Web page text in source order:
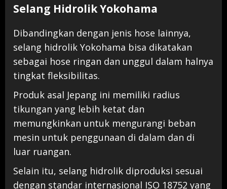
Selang Hidrolik Yokohama
Dibandingkan dengan jenis hose lainnya,
selang hidrolik Yokohama bisa dikatakan
sebagai hose ringan dan unggul dalam halnya
tingkat fleksibilitas.
Produk asal Jepang ini memiliki radius
tikungan yang lebih ketat dan
memungkinkan untuk mengurangi beban
mesin untuk penggunaan di dalam dan di
luar ruangan.
Selain itu, selang hidrolik diproduksi sesuai
dengan standar internasional ISO 18752 yang